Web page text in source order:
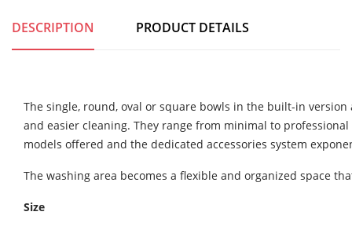
DESCRIPTION PRODUCT DETAILS
The single, round, oval or square bowls in the built-in
and easier cleaning. They range from minimal to
models offered and the dedicated accessories system
The washing area becomes a flexible and organized space
Size